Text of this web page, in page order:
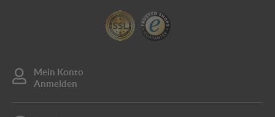
Mein Konto
Anmelden